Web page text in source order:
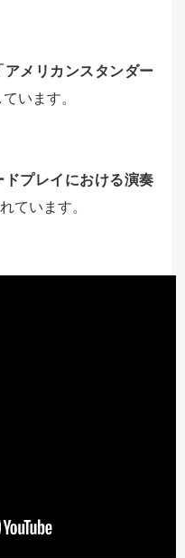
アメリカンスタンダー
います。
ドプレイにおける演奏
ています。